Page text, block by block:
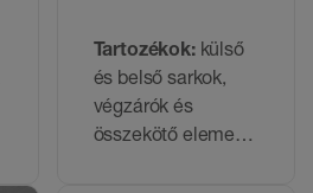
Tartozékok:külső
és belső sarkok,
végzárók és
összekötő elemek